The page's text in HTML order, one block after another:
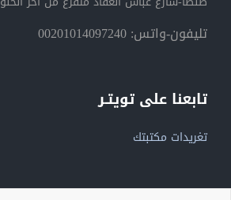
تليفون-واتس: 00201014097240
تابعنا على تويتـر
تغريدات مكتبتك